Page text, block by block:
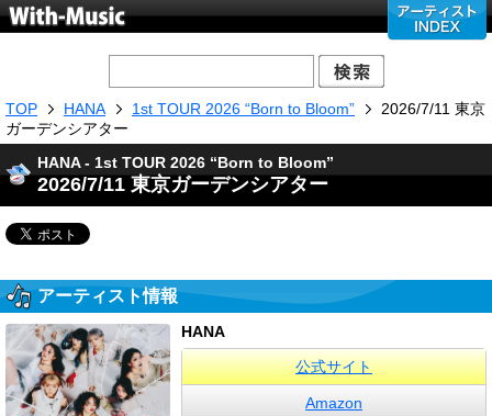
TOP HANA 1st TOUR 2026 “Born to Bloom”
2026/7/11 東京
ガーデンシアター
HANA - 1st TOUR 2026 “Born to Bloom”
2026/7/11 東京ガーデンシアター
アーティスト情報
HANA
公式サイト
Amazon